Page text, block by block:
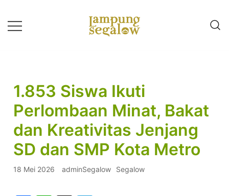
ke
konten
1.853 Siswa Ikuti
Perlombaan Minat, Bakat
dan Kreativitas Jenjang
SD dan SMP Kota Metro
18 Mei 2026 adminSegalow Segalow